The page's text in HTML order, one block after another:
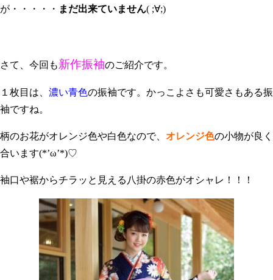
が・・・・・ まだ出来ていません( ;∀;)
さて、今回も新作振袖のご紹介です。
１枚目は、 濃い青色の振袖です。かっこよさも可愛さもある振
袖ですね。
柄のお花がオレンジ色や白色なので、 オレンジ色の小物が良く
合います(*’ω’*)♡
袖口や裾からチラッと見える八掛の赤色がオシャレ！！！